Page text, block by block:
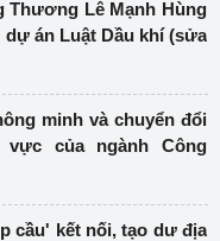
Thương Lê Mạnh Hùng
án Luật Dầu khí (sửa
minh và chuyển đổi
của ngành Công
cầu' kết nối, tạo dư địa